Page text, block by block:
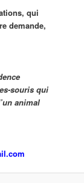
qui
demande,
souris qui
animal